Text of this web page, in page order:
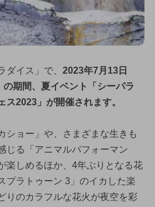
ダイス」で、 2023年7月13日
の期間、夏イベント「シーパラ
ス2023」が開催されます。
ショー」や、さまざまな生きも
じる「アニマルパフォーマン
楽しめるほか、4年ぶりとなる花
ラトゥーン 3」のイカした楽
りのカラフルな花火が夜空を彩